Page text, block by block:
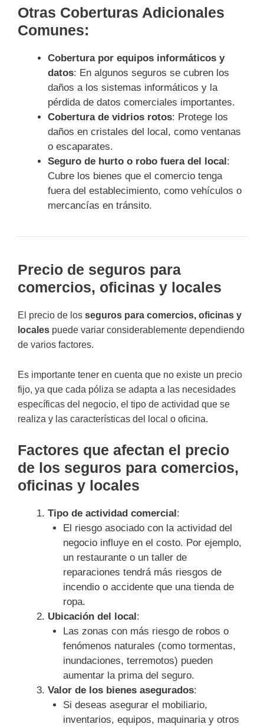
Otras Coberturas Adicionales
Comunes:
Cobertura por equipos informáticos y
datos: En algunos seguros se cubren los
daños a los sistemas informáticos y la
pérdida de datos comerciales importantes.
Cobertura de vidrios rotos: Protege los
daños en cristales del local, como ventanas
o escaparates.
Seguro de hurto o robo fuera del local:
Cubre los bienes que el comercio tenga
fuera del establecimiento, como vehículos o
mercancías en tránsito.
Precio de seguros para
comercios, oficinas y locales
El precio de los seguros para comercios, oficinas y
locales puede variar considerablemente dependiendo
de varios factores.
Es importante tener en cuenta que no existe un precio
fijo, ya que cada póliza se adapta a las necesidades
específicas del negocio, el tipo de actividad que se
realiza y las características del local o oficina.
Factores que afectan el precio
de los seguros para comercios,
oficinas y locales
Tipo de actividad comercial:
El riesgo asociado con la actividad del
negocio influye en el costo. Por ejemplo,
un restaurante o un taller de
reparaciones tendrá más riesgos de
incendio o accidente que una tienda de
ropa.
Ubicación del local:
Las zonas con más riesgo de robos o
fenómenos naturales (como tormentas,
inundaciones, terremotos) pueden
aumentar la prima del seguro.
Valor de los bienes asegurados:
Si deseas asegurar el mobiliario,
inventarios, equipos, maquinaria y otros